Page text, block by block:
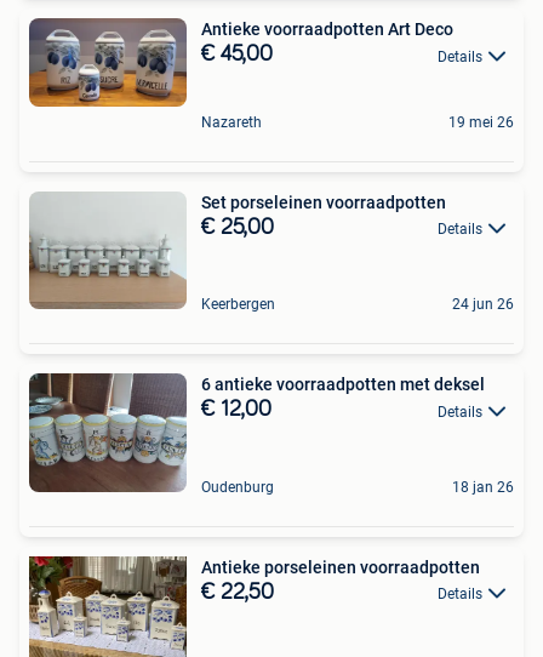
Antieke voorraadpotten Art Deco
€ 45,00 Details
Nazareth 19 mei 26
Set porseleinen voorraadpotten
€ 25,00 Details
Keerbergen 24 jun 26
6 antieke voorraadpotten met deksel
€ 12,00 Details
Oudenburg 18 jan 26
Antieke porseleinen voorraadpotten
€ 22,50 Details